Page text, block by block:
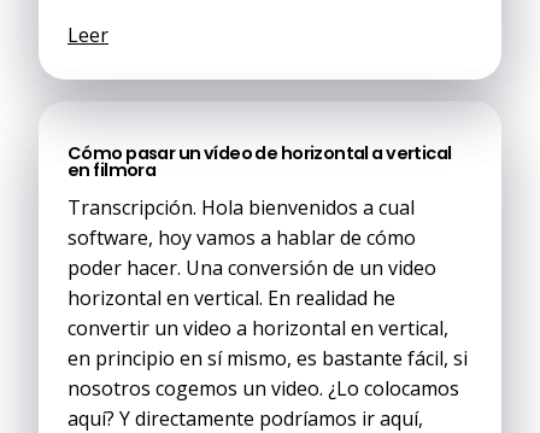
Leer
Cómo pasar un vídeo de horizontal a vertical
en filmora
Transcripción. Hola bienvenidos a cual
software, hoy vamos a hablar de cómo
poder hacer. Una conversión de un video
horizontal en vertical. En realidad he
convertir un video a horizontal en vertical,
en principio en sí mismo, es bastante fácil, si
nosotros cogemos un video. ¿Lo colocamos
aquí? Y directamente podríamos ir aquí,